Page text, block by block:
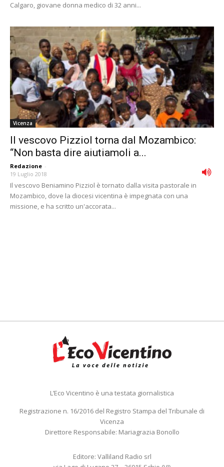
Calgaro, giovane donna medico di 32 anni...
Vicenza
Il vescovo Pizziol torna dal Mozambico:
“Non basta dire aiutiamoli a...
Redazione -
19 Luglio 2018
Il vescovo Beniamino Pizziol è tornato dalla visita pastorale in
Mozambico, dove la diocesi vicentina è impegnata con una
missione, e ha scritto un'accorata...
L’Eco Vicentino è una testata giornalistica
Registrazione n. 16/2016 del Registro Stampa del Tribunale di
Vicenza
Direttore Responsabile: Mariagrazia Bonollo
Editore: Valliland Radio srl